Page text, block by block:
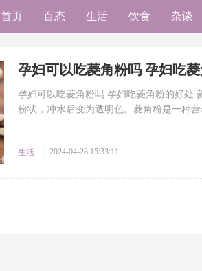
首页 百态 生活 饮食 杂谈
孕妇可以吃菱角粉吗 孕妇吃
孕妇可以吃菱角粉吗 孕妇吃菱角粉的好处
粉状，冲水后变为透明色。菱角粉是一种
生活 | 2024-04-28 15:33:11